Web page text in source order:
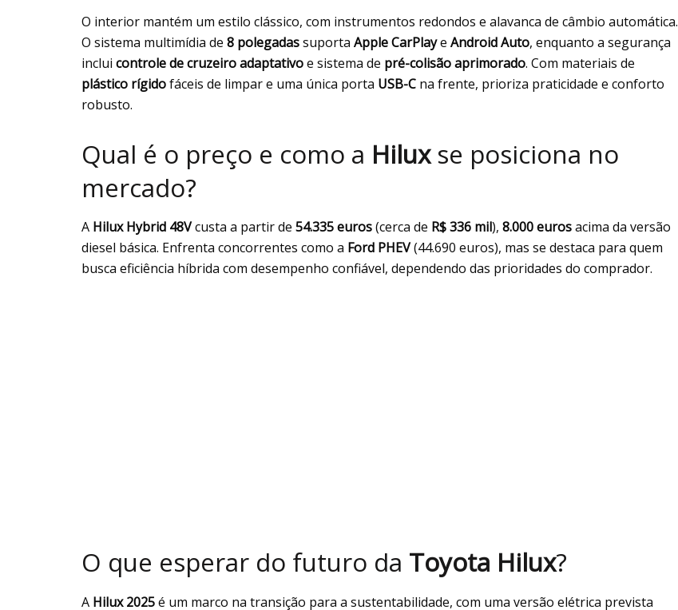
O interior mantém um estilo clássico, com instrumentos redondos e alavanca de câmbio automática.
O sistema multimídia de 8 polegadassuporta Apple CarPlaye Android Auto, enquanto a segurança
inclui controle de cruzeiro adaptativoe sistema de pré-colisão aprimorado. Com materiais de
plástico rígidofáceis de limpar e uma única porta USB-C na frente, prioriza praticidade e conforto
robusto.
Qual é o preço e como a Hiluxse posiciona no
mercado?
A Hilux Hybrid 48Vcusta a partir de 54.335 euros(cerca de R$ 336 mil), 8.000 eurosacima da versão
diesel básica. Enfrenta concorrentes como a Ford PHEV(44.690 euros), mas se destaca para quem
busca eficiência híbrida com desempenho confiável, dependendo das prioridades do comprador.
O que esperar do futuro da Toyota Hilux?
A Hilux 2025é um marco na transição para a sustentabilidade, com uma versão elétrica prevista